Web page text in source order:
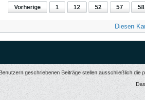
Vorherige 1 12 52 57 58
Diesen
geschriebenen Beiträge stellen ausschließlich die